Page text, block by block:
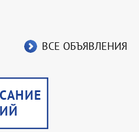
ВСЕ ОБЪЯВЛЕНИЯ